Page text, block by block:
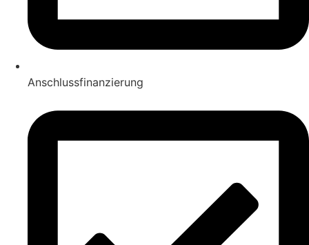
Anschlussfinanzierung